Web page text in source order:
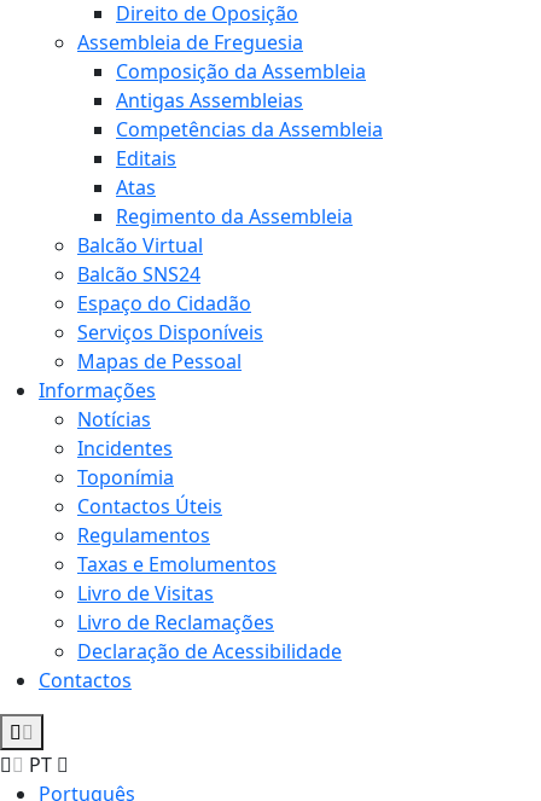
Direito de Oposição
Assembleia de Freguesia
Composição da Assembleia
Antigas Assembleias
Competências da Assembleia
Editais
Atas
Regimento da Assembleia
Balcão Virtual
Balcão SNS24
Espaço do Cidadão
Serviços Disponíveis
Mapas de Pessoal
Informações
Notícias
Incidentes
Toponímia
Contactos Úteis
Regulamentos
Taxas e Emolumentos
Livro de Visitas
Livro de Reclamações
Declaração de Acessibilidade
Contactos
PT
Português